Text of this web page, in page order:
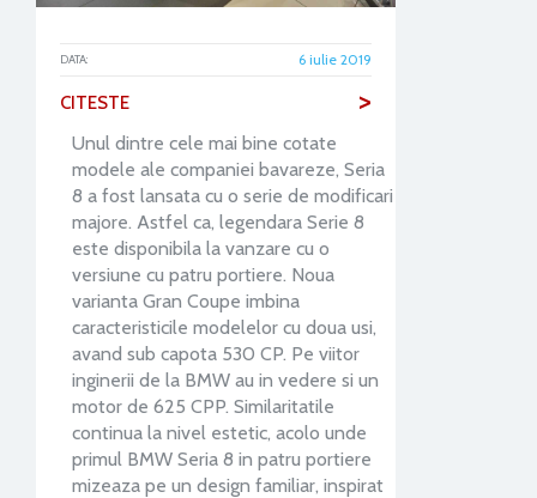
DATA: 6 iulie 2019
CITESTE >
Unul dintre cele mai bine cotate
modele ale companiei bavareze, Seria
8 a fost lansata cu o serie de modificari
majore. Astfel ca, legendara Serie 8
este disponibila la vanzare cu o
versiune cu patru portiere. Noua
varianta Gran Coupe imbina
caracteristicile modelelor cu doua usi,
avand sub capota 530 CP. Pe viitor
inginerii de la BMW au in vedere si un
motor de 625 CPP. Similaritatile
continua la nivel estetic, acolo unde
primul BMW Seria 8 in patru portiere
mizeaza pe un design familiar, inspirat